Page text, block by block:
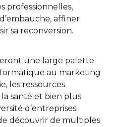
professionnelles,
affiner
sa reconversion.
une large palette
au marketing
les ressources
santé et bien plus
d’entreprises
découvrir de multiples